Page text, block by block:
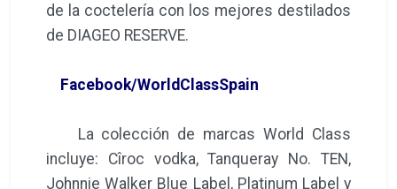
de la coctelería con los mejores destilados
de DIAGEO RESERVE.
Facebook/WorldClassSpain
La colección de marcas World Class
incluye: Cîroc vodka, Tanqueray No. TEN,
Johnnie Walker Blue Label, Platinum Label y